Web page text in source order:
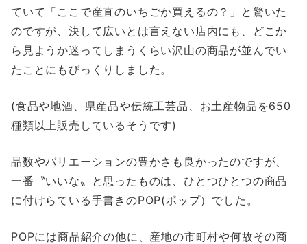
ていて「ここで産直のいちごか買えるの？」と驚いた
のですが、決して広いとは言えない店内にも、どこか
ら見ようか迷ってしまうくらい沢山の商品が並んでい
たことにもびっくりしました。
(食品や地酒、県産品や伝統工芸品、お土産物品を650
種類以上販売しているそうです)
品数やバリエーションの豊かさも良かったのですが、
一番〝いいな〟と思ったものは、ひとつひとつの商品
に付けらている手書きのPOP(ポップ）でした。
POPには商品紹介の他に、産地の市町村や何故その商